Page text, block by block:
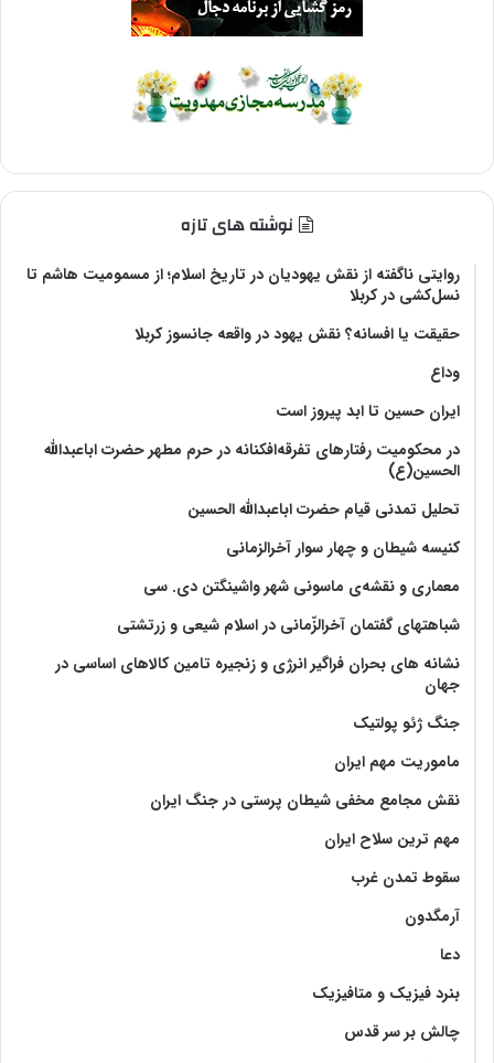
نوشته های تازه
روایتی ناگفته از نقش یهودیان در تاریخ اسلام؛ از مسمومیت هاشم تا
نسل‌کشی در کربلا
حقیقت یا افسانه؟‌ نقش یهود در واقعه جانسوز کربلا
وداع
ایران حسین تا ابد پیروز است
در محکومیت رفتارهای تفرقه‌افکنانه در حرم مطهر حضرت اباعبدالله
الحسین(ع)
تحلیل تمدنی قیام حضرت اباعبدالله الحسین
کنیسه شیطان و چهار سوار آخرالزمانی
معماری و نقشه‌ی ماسونی شهر واشينگتن دی. سی
شباهتهای گفتمان آخر‌الزّمانی در اسلام شیعی و زرتشتی
نشانه های بحران فراگیر انرژی و زنجیره تامین کالاهای اساسی در
جهان
جنگ ژئو پولتیک
ماموریت مهم ایران
نقش مجامع مخفی شیطان پرستی در جنگ ایران
مهم ترین سلاح ایران
سقوط تمدن غرب
آرمگدون
دعا
بنرد فیزیک و متافیزیک
چالش بر سر قدس